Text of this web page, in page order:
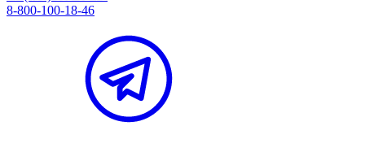
8-800-100-18-46